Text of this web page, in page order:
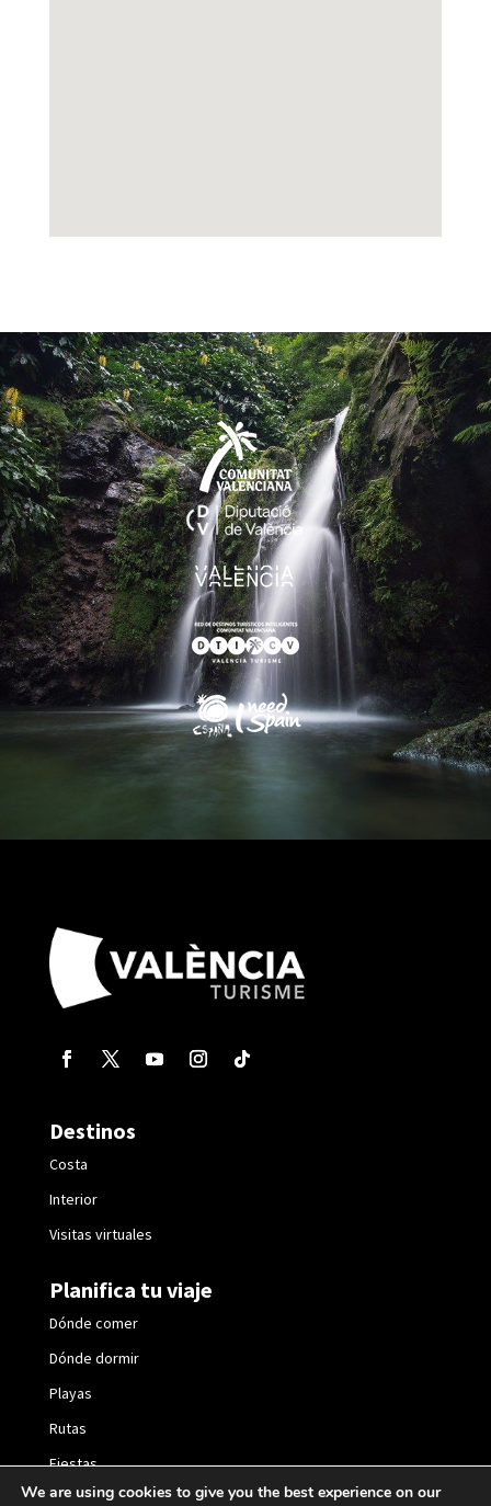
Destinos
Costa
Interior
Visitas virtuales
Planifica tu viaje
Dónde comer
Dónde dormir
Playas
Rutas
Fiestas
We are using cookies to give you the best experience on our